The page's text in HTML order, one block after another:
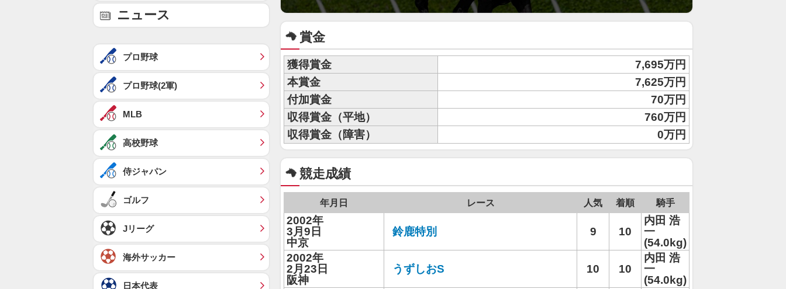
賞金
獲得賞金
7,695万円
本賞金
7,625万円
付加賞金
70万円
収得賞金（平地）
760万円
収得賞金（障害）
0万円
競走成績
年月日 レース 人気 着順 騎手
2002年
3月9日
中京
鈴鹿特別 9 10
内田 浩
一
(54.0kg)
2002年
2月23日
阪神
うずしおS 10 10
内田 浩
一
(54.0kg)
ニュース
プロ野球
プロ野球(2軍)
MLB
高校野球
侍ジャパン
ゴルフ
Jリーグ
海外サッカー
日本代表